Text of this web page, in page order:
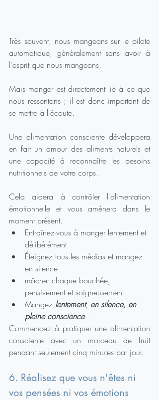
Très souvent, nous mangeons sur le pilote
automatique, généralement sans avoir à
l'esprit que nous mangeons.
Mais manger est directement lié à ce que
nous ressentons ; il est donc important de
se mettre à l'écoute.
Une alimentation consciente développera
en fait un amour des aliments naturels et
une capacité à reconnaître les besoins
nutritionnels de votre corps.
Cela aidera à contrôler l'alimentation
émotionnelle et vous amènera dans le
moment présent.
Entraînez-vous à manger lentement et
délibérément
Éteignez tous les médias et mangez
en silence
mâcher chaque bouchée,
pensivement et soigneusement
Mangez lentement, en silence, en
pleine conscience .
Commencez à pratiquer une alimentation
consciente avec un morceau de fruit
pendant seulement cinq minutes par jour.
6. Réalisez que vous n'êtes ni
vos pensées ni vos émotions